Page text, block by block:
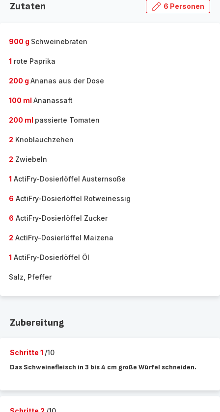
Zutaten 6 Personen
900 g Schweinebraten
1 rote Paprika
200 g Ananas aus der Dose
100 ml Ananassaft
200 ml passierte Tomaten
2 Knoblauchzehen
2 Zwiebeln
1 ActiFry-Dosierlöffel Austernsoße
6 ActiFry-Dosierlöffel Rotweinessig
6 ActiFry-Dosierlöffel Zucker
2 ActiFry-Dosierlöffel Maizena
1 ActiFry-Dosierlöffel Öl
Salz, Pfeffer
Zubereitung
Schritte 1 /10
Das Schweinefleisch in 3 bis 4 cm große Würfel schneiden.